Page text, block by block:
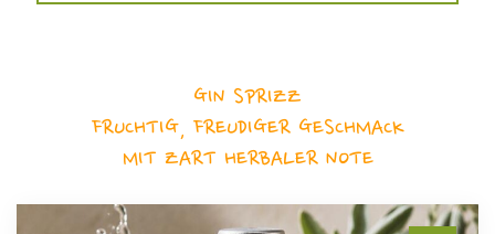
GIN SPRIZZ
FRUCHTIG, FREUDIGER GESCHMACK
MIT ZART HERBALER NOTE